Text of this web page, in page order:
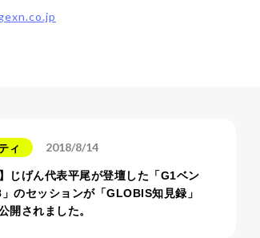
ィ 2018/8/14
じげん代表平尾が登壇した「G1ベン
のセッションが「GLOBIS知見録」
開されました。